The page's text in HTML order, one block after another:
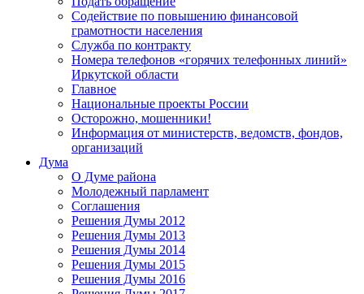
Содействие по повышению финансовой
грамотности населения
Служба по контракту
Номера телефонов «горячих телефонных линий»
Иркутской области
Главное
Национальные проекты России
Осторожно, мошенники!
Информация от министерств, ведомств, фондов,
организаций
Дума
О Думе района
Молодежный парламент
Соглашения
Решения Думы 2012
Решения Думы 2013
Решения Думы 2014
Решения Думы 2015
Решения Думы 2016